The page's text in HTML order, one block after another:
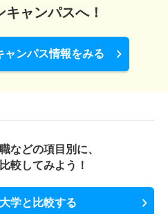
キャンパスへ！
ャンパス情報をみる
などの項目別に、
較してみよう！
学と比較する